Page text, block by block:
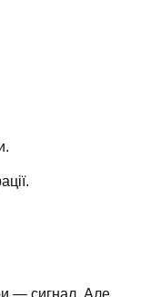
— сигнал. Але